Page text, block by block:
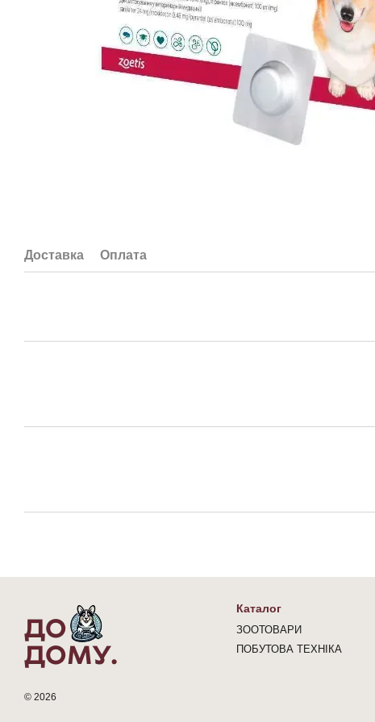
Доставка Оплата
© 2026
Каталог
ЗООТОВАРИ
ПОБУТОВА ТЕХНІКА